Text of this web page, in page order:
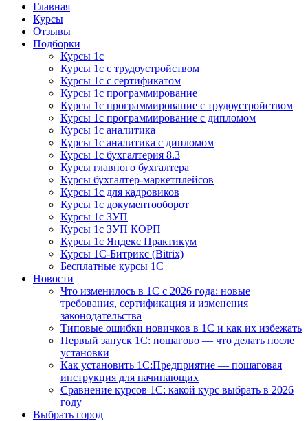
Курсы 1С
Курсы 1С официальная сертификация
Главная
Курсы
Отзывы
Подборки
Курсы 1с
Курсы 1с с трудоустройством
Курсы 1с с сертификатом
Курсы 1с программирование
Курсы 1с программирование с трудоустройством
Курсы 1с программирование с дипломом
Курсы 1с аналитика
Курсы 1с аналитика с дипломом
Курсы 1с бухгалтерия 8.3
Курсы главного бухгалтера
Курсы бухгалтер-маркетплейсов
Курсы 1с для кадровиков
Курсы 1с документооборот
Курсы 1с ЗУП
Курсы 1с ЗУП КОРП
Курсы 1с Яндекс Практикум
Курсы 1С-Битрикс (Bitrix)
Бесплатные курсы 1С
Новости
Что изменилось в 1С с 2026 года: новые
требования, сертификация и изменения
законодательства
Типовые ошибки новичков в 1С и как их избежать
Первый запуск 1С: пошагово — что делать после
установки
Как установить 1С:Предприятие — пошаговая
инструкция для начинающих
Сравнение курсов 1С: какой курс выбрать в 2026
году
Выбрать город